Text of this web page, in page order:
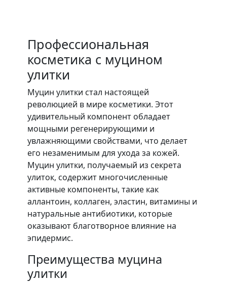
Профессиональная
косметика с муцином
улитки
Муцин улитки стал настоящей
революцией в мире косметики. Этот
удивительный компонент обладает
мощными регенерирующими и
увлажняющими свойствами, что делает
его незаменимым для ухода за кожей.
Муцин улитки, получаемый из секрета
улиток, содержит многочисленные
активные компоненты, такие как
аллантоин, коллаген, эластин, витамины и
натуральные антибиотики, которые
оказывают благотворное влияние на
эпидермис.
Преимущества муцина
улитки